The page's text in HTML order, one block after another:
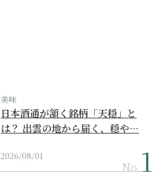
美味
日本酒通が頷く銘柄「天穏」と
は？ 出雲の地から届く、穏や…
2026/08/01
No.